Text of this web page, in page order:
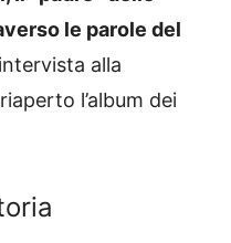
le parole del
alla
l’album dei